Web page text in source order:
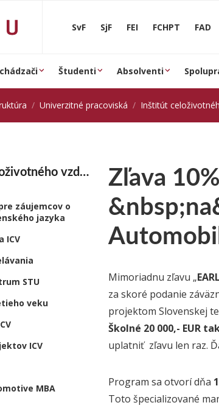
SvF SjF FEI FCHPT FAD
Študenti Absolventi
Univerzitné pracoviská Inštitút
vzdelávania
záujemcov o
jazyka
ICV
STU
veku
ICV
MBA
Zľava
Mimoriadnu zľavu „
za skoré podanie
projektom Slovenskej
Školné 20 000,- EUR
uplatniť zľavu len raz.
Program sa otvorí dňa
Toto špecializované